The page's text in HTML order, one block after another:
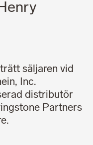
säljaren vid
Inc.
distributör
Partners